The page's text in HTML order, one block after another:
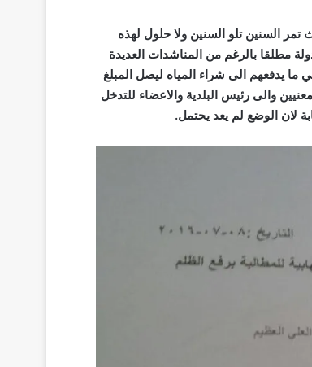
السنين تلو السنين ولا حلول لهذه
مطلقا بالرغم من المناشدات العديدة
يدفعهم الى شراء المياه ليصل المبلغ
عليه نتوجه الى المعنيين والى رئيس البلدية والاعضاء للتدخل
لان الوضع لم يعد يحتمل.